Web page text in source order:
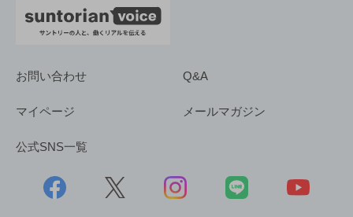
お問い合わせ Q&A
マイページ メールマガジン
公式SNS一覧